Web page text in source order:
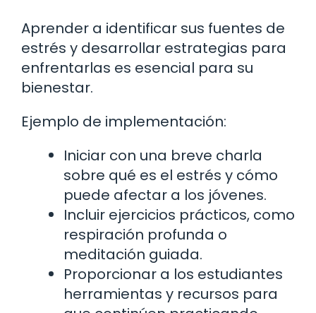
Aprender a identificar sus fuentes de
estrés y desarrollar estrategias para
enfrentarlas es esencial para su
bienestar.
Ejemplo de implementación:
Iniciar con una breve charla
sobre qué es el estrés y cómo
puede afectar a los jóvenes.
Incluir ejercicios prácticos, como
respiración profunda o
meditación guiada.
Proporcionar a los estudiantes
herramientas y recursos para